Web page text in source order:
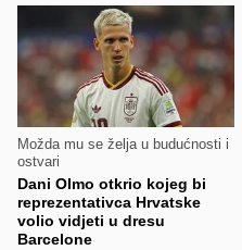
Možda mu se želja u budućnosti i
ostvari
Dani Olmo otkrio kojeg bi
reprezentativca Hrvatske
volio vidjeti u dresu
Barcelone